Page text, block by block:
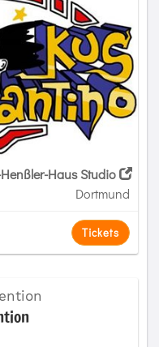
Henßler-Haus Studio
Dortmund
Tickets